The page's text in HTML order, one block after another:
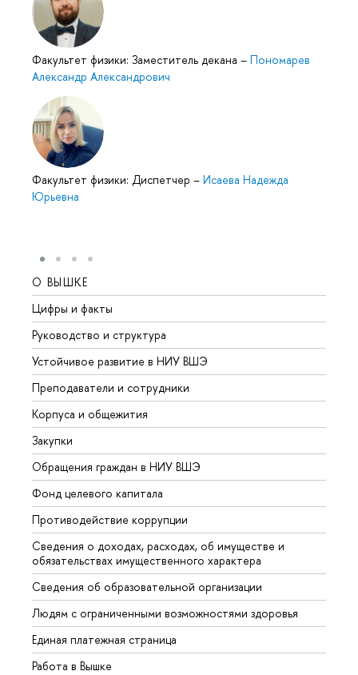
Факультет физики: Заместитель декана – Пономарев
Александр Александрович
Факультет физики: Диспетчер – Исаева Надежда
Юрьевна
О ВЫШКЕ
Цифры и факты
Руководство и структура
Устойчивое развитие в НИУ ВШЭ
Преподаватели и сотрудники
Корпуса и общежития
Закупки
Обращения граждан в НИУ ВШЭ
Фонд целевого капитала
Противодействие коррупции
Сведения о доходах, расходах, об имуществе и
обязательствах имущественного характера
Сведения об образовательной организации
Людям с ограниченными возможностями здоровья
Единая платежная страница
Работа в Вышке